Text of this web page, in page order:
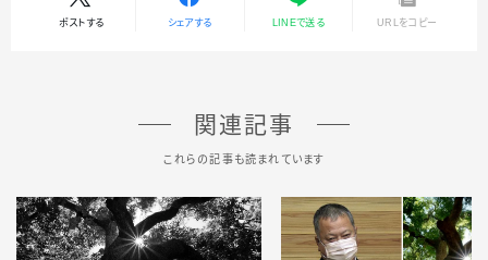
ポストする シェアする LINEで送る URLをコピー
関連記事
これらの記事も読まれています